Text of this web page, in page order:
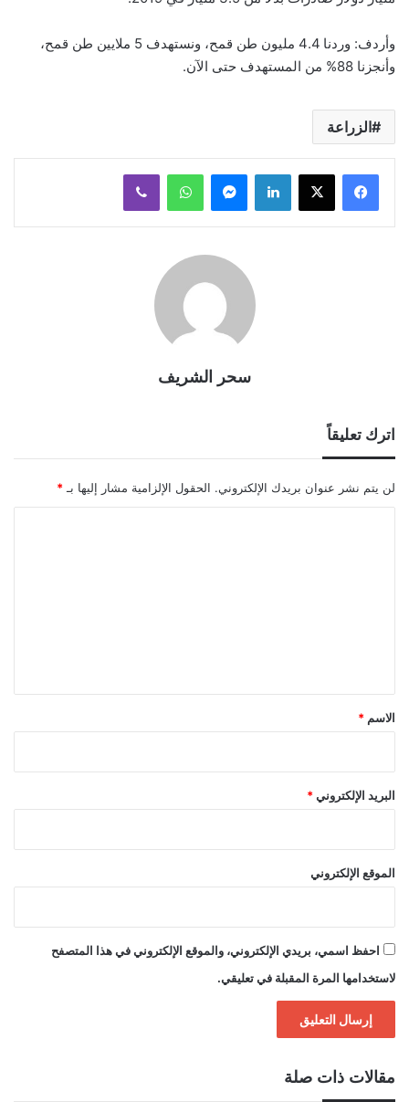
وأردف: وردنا 4.4 مليون طن قمح، ونستهدف 5 ملايين طن قمح،
وأنجزنا 88% من المستهدف حتى الآن.
الزراعة
لينكدإن ماسنجر واتساب ڤايبر
سحر الشريف
اترك تعليقاً
لن يتم نشر عنوان بريدك الإلكتروني. الحقول الإلزامية مشار إليها بـ *
*
الاسم *
البريد الإلكتروني *
الموقع الإلكتروني
احفظ اسمي، بريدي الإلكتروني، والموقع الإلكتروني في هذا المتصفح
لاستخدامها المرة المقبلة في تعليقي.
مقالات ذات صلة